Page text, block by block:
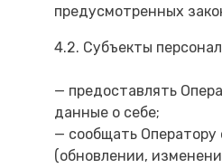
предусмотренных
4.2. Субъекты
— предоставлять
данные о себе;
— сообщать Оператору
(обновлении,